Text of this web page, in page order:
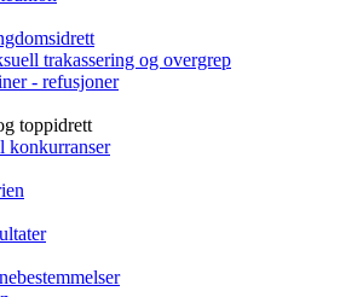
trakassering og overgrep
- refusjoner
toppidrett
konkurranser